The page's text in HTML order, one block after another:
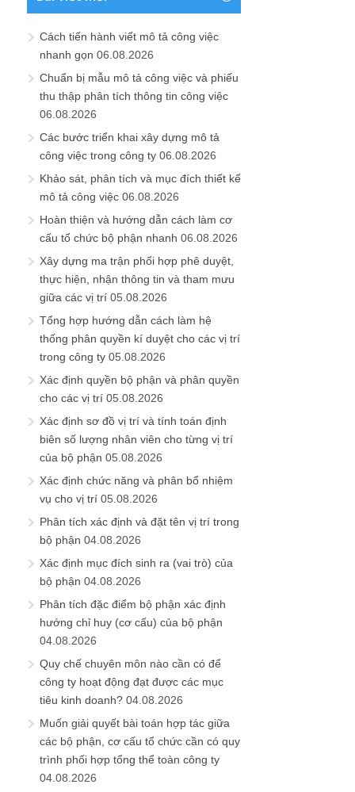
Cách tiến hành viết mô tả công việc
nhanh gọn 06.08.2026
Chuẩn bị mẫu mô tả công việc và phiếu
thu thập phân tích thông tin công việc
06.08.2026
Các bước triển khai xây dựng mô tả
công việc trong công ty 06.08.2026
Khảo sát, phân tích và mục đích thiết kế
mô tả công việc 06.08.2026
Hoàn thiện và hướng dẫn cách làm cơ
cấu tổ chức bộ phận nhanh 06.08.2026
Xây dựng ma trận phối hợp phê duyệt,
thực hiện, nhận thông tin và tham mưu
giữa các vị trí 05.08.2026
Tổng hợp hướng dẫn cách làm hệ
thống phân quyền kí duyệt cho các vị trí
trong công ty 05.08.2026
Xác định quyền bộ phận và phân quyền
cho các vị trí 05.08.2026
Xác định sơ đồ vị trí và tính toán định
biên số lượng nhân viên cho từng vị trí
của bộ phận 05.08.2026
Xác định chức năng và phân bổ nhiệm
vụ cho vị trí 05.08.2026
Phân tích xác định và đặt tên vị trí trong
bộ phận 04.08.2026
Xác định mục đích sinh ra (vai trò) của
bộ phận 04.08.2026
Phân tích đặc điểm bộ phận xác định
hướng chỉ huy (cơ cấu) của bộ phận
04.08.2026
Quy chế chuyên môn nào cần có để
công ty hoạt động đạt được các mục
tiêu kinh doanh? 04.08.2026
Muốn giải quyết bài toán hợp tác giữa
các bộ phận, cơ cấu tổ chức cần có quy
trình phối hợp tổng thể toàn công ty
04.08.2026